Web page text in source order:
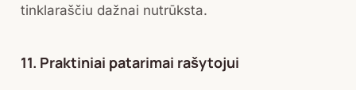
tinklaraščiu dažnai nutrūksta.
11. Praktiniai patarimai rašytojui